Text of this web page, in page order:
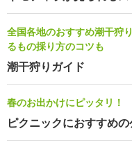
全国各地のおすすめ潮干狩
るもの採り方のコツも
潮干狩りガイド
春のお出かけにピッタリ！
ピクニックにおすすめ